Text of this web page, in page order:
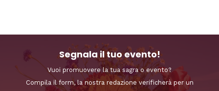
Segnala il tuo evento!
Vuoi promuovere la tua sagra o evento?
Compila il form, la nostra redazione verificherà per un